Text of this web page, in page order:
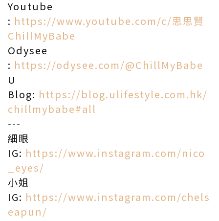
Youtube
: https://www.youtube.com/c/思思賢
ChillMyBabe
Odysee
: https://odysee.com/@ChillMyBabe
U
Blog: https://blog.ulifestyle.com.hk/
chillmybabe#all
---
細眼
IG: https://www.instagram.com/nico
_eyes/
小姐
IG: https://www.instagram.com/chels
eapun/